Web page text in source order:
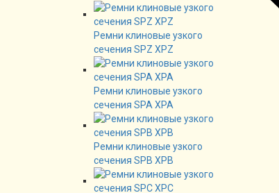
Ремни клиновые узкого
сечения SPZ XPZ
Ремни клиновые узкого
сечения SPA XPA
Ремни клиновые узкого
сечения SPB XPB